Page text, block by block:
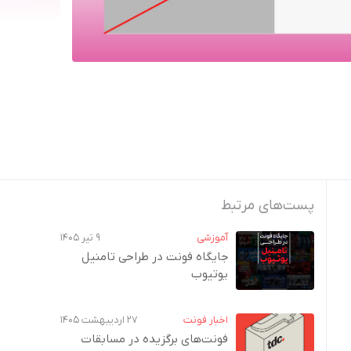
پست‌های مرتبط
آموزشی ۹ تیر ۱۴۰۵
جایگاه فونت در طراحی تامنیل
یوتیوب
اخبار فونت ۲۷ اردیبهشت ۱۴۰۵
فونت‌های برگزیده در مسابقات